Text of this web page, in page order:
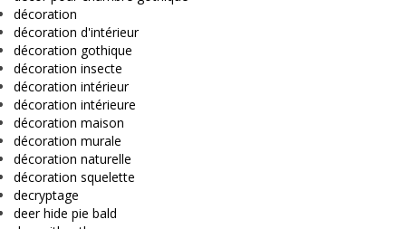
décoration
décoration d'intérieur
décoration gothique
décoration insecte
décoration intérieur
décoration intérieure
décoration maison
décoration murale
décoration naturelle
décoration squelette
decryptage
deer hide pie bald